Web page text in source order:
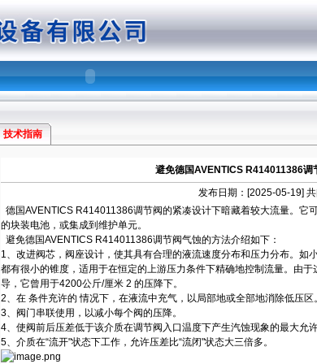
技术指南
避免德国AVENTICS R414011386调
发布日期：[2025-05-19]
德国AVENTICS R414011386调节阀的紧凑设计下暗藏着较大流量。它
的块装电池，或集成到维护单元。
避免德国AVENTICS R414011386调节阀气蚀的方法介绍如下：
1、改进阀芯，阀座设计，使其具有合理的液流速度分布和压力分布。如
都有很小的锥度，适用于在恒定的上游压力条件下精确地控制流量。由
导，它曾用于4200公斤/厘米 2 的压降下。
2、在 条件充许的 情况下，在液流中充气，以局部地或全部地消除低压区。
3、阀门串联使用，以减小每个阀的压降。
4、使阀前后压差低于该介质在调节阀入口温度下产生汽蚀现象的最大允许
5、介质在“流开"状态下工作，允许压差比“流闭"状态大三倍多。